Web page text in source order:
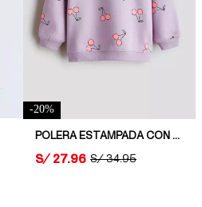
-20%
POLERA ESTAMPADA CON INTERIOR CEPILLADO
ORIGINAL PRICE:
S/ 34.95
PRICE:
S/ 27.96